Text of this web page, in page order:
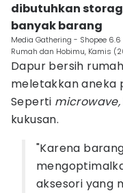
dibutuhkan
banyak barang
Media Gathering - Shopee
Rumah dan Hobimu, Kamis
Dapur bersih
meletakkan aneka
Seperti microwave,
kukusan.
"Karena
aksesori yang